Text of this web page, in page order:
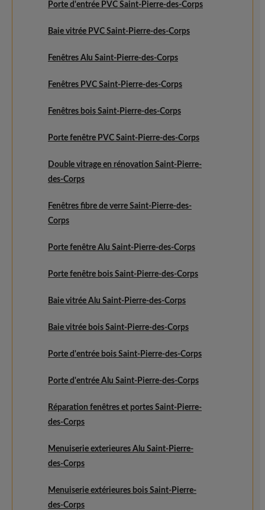
Porte d'entrée PVC Saint-Pierre-des-Corps
Baie vitrée PVC Saint-Pierre-des-Corps
Fenêtres Alu Saint-Pierre-des-Corps
Fenêtres PVC Saint-Pierre-des-Corps
Fenêtres bois Saint-Pierre-des-Corps
Porte fenêtre PVC Saint-Pierre-des-Corps
Double vitrage en rénovation Saint-Pierre-
des-Corps
Fenêtres fibre de verre Saint-Pierre-des-
Corps
Porte fenêtre Alu Saint-Pierre-des-Corps
Porte fenêtre bois Saint-Pierre-des-Corps
Baie vitrée Alu Saint-Pierre-des-Corps
Baie vitrée bois Saint-Pierre-des-Corps
Porte d'entrée bois Saint-Pierre-des-Corps
Porte d'entrée Alu Saint-Pierre-des-Corps
Réparation fenêtres et portes Saint-Pierre-
des-Corps
Menuiserie exterieures Alu Saint-Pierre-
des-Corps
Menuiserie extérieures bois Saint-Pierre-
des-Corps